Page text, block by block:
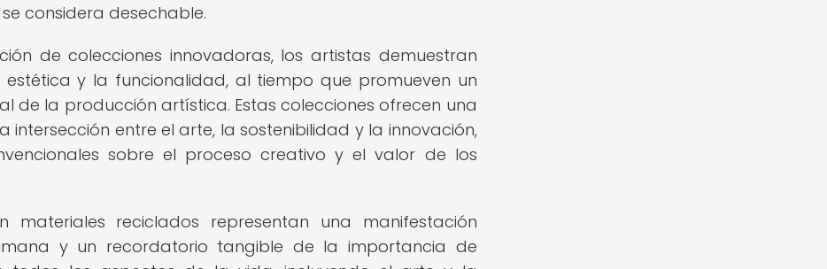
considera desechable.
de colecciones innovadoras, los artistas demuestran
y la funcionalidad, al tiempo que promueven un
de la producción artística. Estas colecciones ofrecen una
entre el arte, la sostenibilidad y la innovación,
sobre el proceso creativo y el valor de los
materiales reciclados representan una manifestación
y un recordatorio tangible de la importancia de